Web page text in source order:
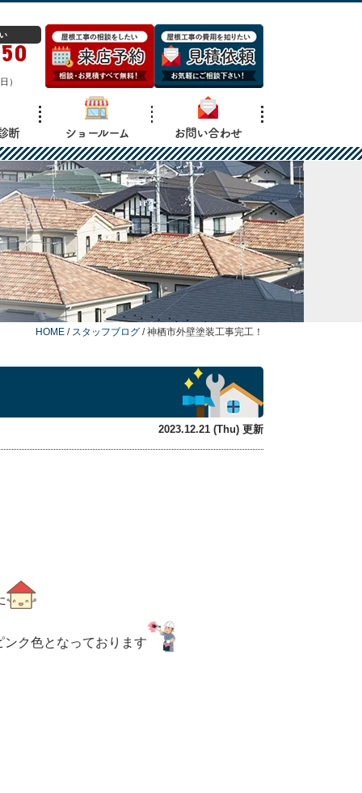
）
断 ショールーム お問い合わせ
HOME / スタッフブログ /神栖市外壁塗装工事完工！
2023.12.21 (Thu) 更新
ク色となっております